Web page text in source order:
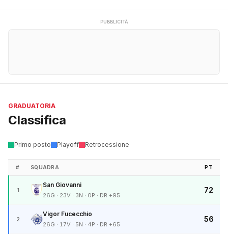
PUBBLICITÀ
GRADUATORIA
Classifica
Primo posto Playoff Retrocessione
# SQUADRA PT
1
San Giovanni
26G · 23V · 3N · 0P · DR +95
72
2
Vigor Fucecchio
26G · 17V · 5N · 4P · DR +65
56